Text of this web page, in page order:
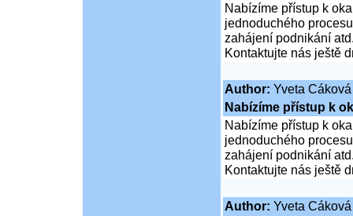
Nabízíme přístup k
jednoduchého
zahájení podnikání
Kontaktujte nás ještě
Author: Yveta Cáková
Nabízíme přístup k
Nabízíme přístup k
jednoduchého
zahájení podnikání
Kontaktujte nás ještě
Author: Yveta Cáková